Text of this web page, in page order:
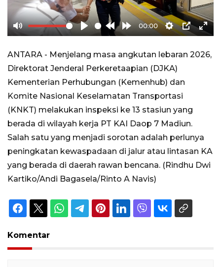
Mute Play
RewindForward
10s
00:00
Settings
PIP
ANTARA - Menjelang masa angkutan lebaran 2026,
Direktorat Jenderal Perkeretaapian (DJKA)
Kementerian Perhubungan (Kemenhub) dan
Komite Nasional Keselamatan Transportasi
(KNKT) melakukan inspeksi ke 13 stasiun yang
berada di wilayah kerja PT KAI Daop 7 Madiun.
Salah satu yang menjadi sorotan adalah perlunya
peningkatan kewaspadaan di jalur atau lintasan KA
yang berada di daerah rawan bencana. (Rindhu Dwi
Kartiko/Andi Bagasela/Rinto A Navis)
Komentar